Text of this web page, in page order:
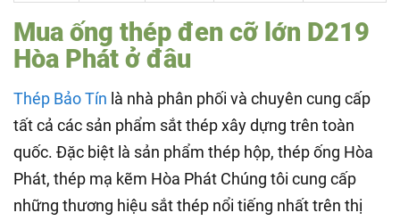
Mua ống thép đen cỡ lớn D219
Hòa Phát ở đâu
Thép Bảo Tín là nhà phân phối và chuyên cung cấp
tất cả các sản phẩm sắt thép xây dựng trên toàn
quốc. Đặc biệt là sản phẩm thép hộp, thép ống Hòa
Phát, thép mạ kẽm Hòa Phát Chúng tôi cung cấp
những thương hiệu sắt thép nổi tiếng nhất trên thị